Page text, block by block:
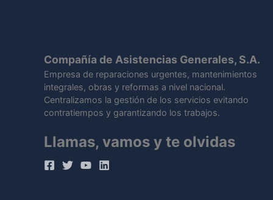
Compañía de Asistencias Generales, S.A.
Empresa de reparaciones urgentes, mantenimientos
integrales, obras y reformas a nivel nacional.
Centralizamos la gestión de los servicios evitando
contratiempos y garantizando los trabajos.
Llamas, vamos y te olvidas